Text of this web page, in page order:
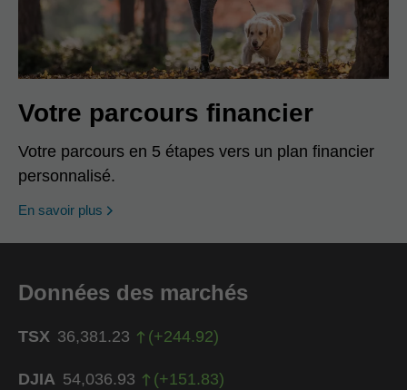
Votre parcours financier
Votre parcours en 5 étapes vers un plan financier
personnalisé.
En savoir plus
Données des marchés
TSX 36,381.23 (+244.92)
DJIA 54,036.93 (+151.83)